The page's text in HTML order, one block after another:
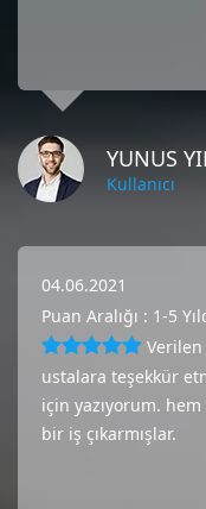
YUNUS
Kullanıcı
04.06.2021
Puan Aralığı : 1-5
Verilen
ustalara teşekkür
için yazıyorum.
bir iş çıkarmışlar.